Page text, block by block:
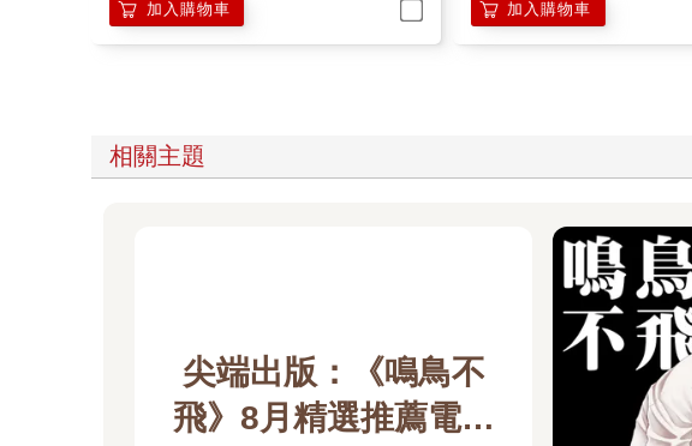
飛》8月精選推薦電子
書展
2026/8/5 ~ 2026/8/31 單書75折